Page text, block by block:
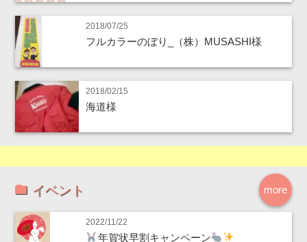
2018/07/25
フルカラーのぼり_（株）MUSASHI様
2018/02/15
海道様
more
イベント
2022/11/22
年賀状早割キャンペーン